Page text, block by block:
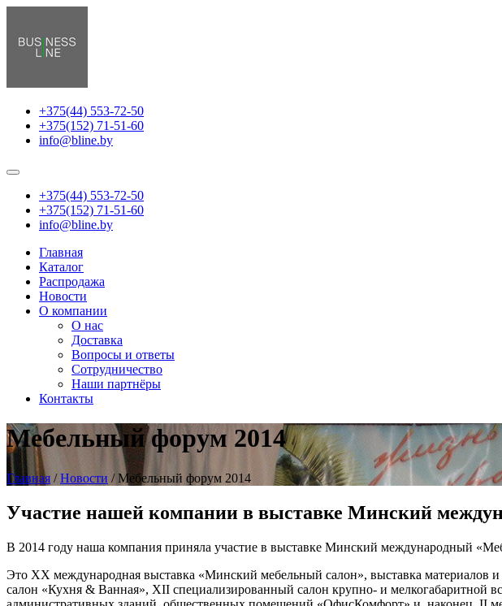
+375(44) 553-72-50
+375(152) 71-51-60
info@bline.by
+375(44) 553-72-50
+375(152) 71-51-60
info@bline.by
Главная
Каталог
Распродажа
Новости
О компании
О нас
Доставка
Вопросы и ответы
Сотрудничество
Наши партнёры
Контакты
Мебельный форум 2014
Главная /Новости /Мебельный форум 2014
Участие нашей компании в выставке Минский
В 2014 году наша компания приняла участие в выставке Минский международный
Это ХХ международная выставка «Минский мебельный салон», выставка материалов
салон «Кухня & Ванная», ХІІ специализированный салон крупно- и мелкогабаритной